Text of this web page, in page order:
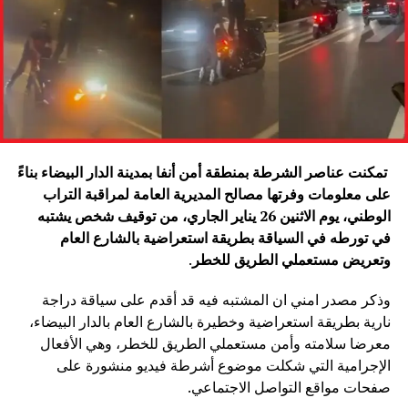
تمكنت عناصر الشرطة بمنطقة أمن أنفا بمدينة الدار البيضاء بناءً
على معلومات وفرتها مصالح المديرية العامة لمراقبة التراب
الوطني، يوم الاثنين 26 يناير الجاري، من توقيف شخص يشتبه
في تورطه في السياقة بطريقة استعراضية بالشارع العام
وتعريض مستعملي الطريق للخطر .
وذكر مصدر امني ان المشتبه فيه قد أقدم على سياقة دراجة
نارية بطريقة استعراضية وخطيرة بالشارع العام بالدار البيضاء،
معرضا سلامته وأمن مستعملي الطريق للخطر، وهي الأفعال
الإجرامية التي شكلت موضوع أشرطة فيديو منشورة على
صفحات مواقع التواصل الاجتماعي.